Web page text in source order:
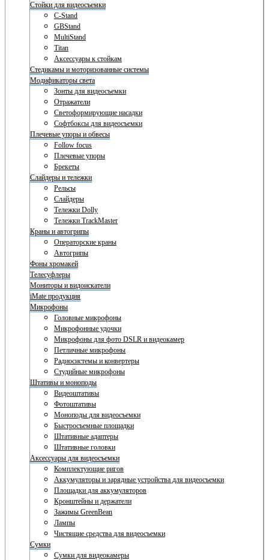
Стойки для видеосъемки
C-Stand
GBStand
MultiStand
Titan
Аксессуары к стойкам
Стедикамы и моторизованные системы
Модификаторы света
Зонты для видеосъемки
Отражатели
Светоформирующие насадки
Софтбоксы для видеосъемки
Плечевые упоры и обвесы
Follow focus
Плечевые упоры
Брекеты
Слайдеры и тележки
Рельсы
Слайдеры
Тележки Dolly
Тележки TrackMaster
Краны и автогрипы
Операторские краны
Автогрипы
Фоны хромакей
Телесуфлеры
Мониторы и видоискатели
iMate продукция
Микрофоны
Головные микрофоны
Микрофонные удочки
Микрофоны для фото DSLR и видеокамер
Петличные микрофоны
Радиосистемы и конвертеры
Студийные микрофоны
Штативы и моноподы
Видеоштативы
Фотоштативы
Моноподы для видеосъемки
Быстросъемные площадки
Штативные адаптеры
Штативные головки
Аксессуары для видеосъемки
Комплектующие ригов
Аккумуляторы и зарядные устройства для видеосъемки
Площадки для аккумуляторов
Кронштейны и держатели
Зажимы GreenBean
Лампы
Чистящие средства для видеосъемки
Сумки
Сумки для видеокамеры